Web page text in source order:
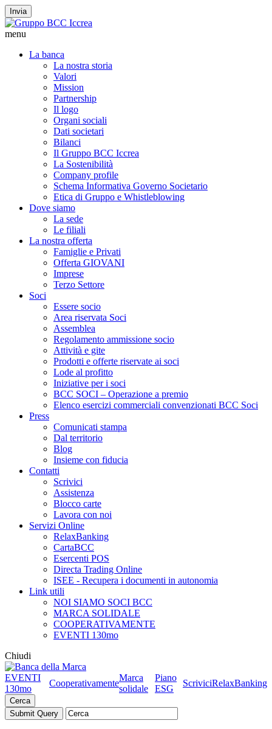
Invia
menu
La banca
La nostra storia
Valori
Mission
Partnership
Il logo
Organi sociali
Dati societari
Bilanci
Il Gruppo BCC Iccrea
La Sostenibilità
Company profile
Schema Informativa Governo Societario
Etica di Gruppo e Whistleblowing
Dove siamo
La sede
Le filiali
La nostra offerta
Famiglie e Privati
Offerta GIOVANI
Imprese
Terzo Settore
Soci
Essere socio
Area riservata Soci
Assemblea
Regolamento ammissione socio
Attività e gite
Prodotti e offerte riservate ai soci
Lode al profitto
Iniziative per i soci
BCC SOCI – Operazione a premio
Elenco esercizi commerciali convenzionati BCC Soci
Press
Comunicati stampa
Dal territorio
Blog
Insieme con fiducia
Contatti
Scrivici
Assistenza
Blocco carte
Lavora con noi
Servizi Online
RelaxBanking
CartaBCC
Esercenti POS
Directa Trading Online
ISEE - Recupera i documenti in autonomia
Link utili
NOI SIAMO SOCI BCC
MARCA SOLIDALE
COOPERATIVAMENTE
EVENTI 130mo
Chiudi
EVENTI
130mo
Cooperativamente
Marca
solidale
Piano
ESG
ScriviciRelaxBanking
Cerca